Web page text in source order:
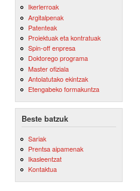
Ikerlerroak
Argitalpenak
Patenteak
Proiektuak eta kontratuak
Spin-off enpresa
Doktorego programa
Master ofiziala
Antolatutako ekintzak
Etengabeko formakuntza
Beste batzuk
Sariak
Prentsa aipamenak
Ikasleentzat
Kontaktua